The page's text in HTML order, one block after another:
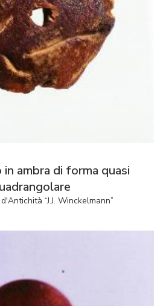
ambra di forma quasi
“J.J. Winckelmann”